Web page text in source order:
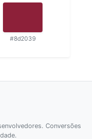
#8d2039
Conversões